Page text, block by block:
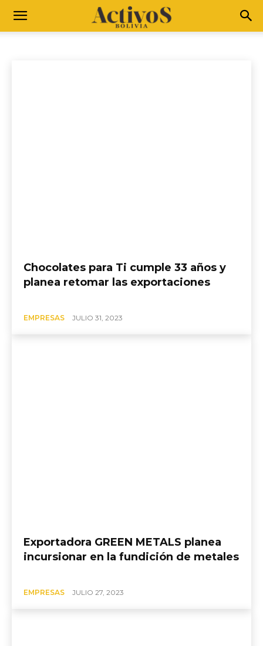
EMPRESAS
Chocolates para Ti cumple 33 años y
planea retomar las exportaciones
EMPRESAS JULIO 31, 2023
Exportadora GREEN METALS planea
incursionar en la fundición de metales
EMPRESAS JULIO 27, 2023